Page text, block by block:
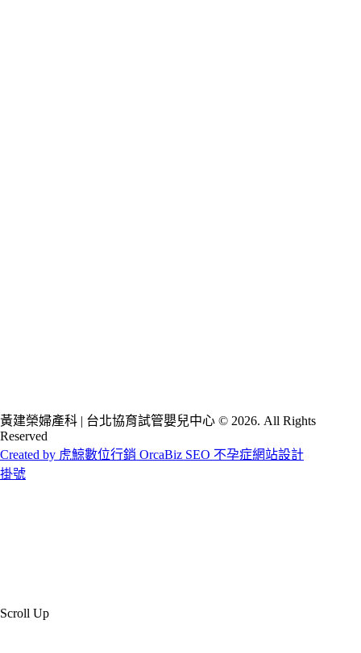
黃建榮婦產科 | 台北協育試管嬰兒中心 © 2026. All Rights
Reserved
Created by 虎鯨數位行銷 OrcaBiz SEO 不孕症網站設計
掛號
Scroll Up